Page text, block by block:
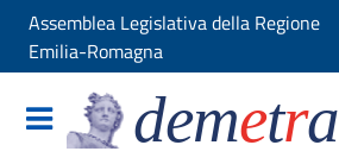
Assemblea Legislativa della Regione
Emilia-Romagna
demetra